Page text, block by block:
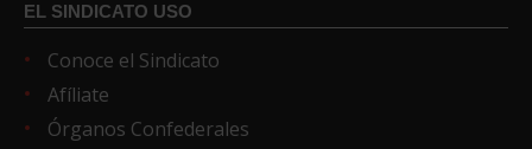
EL SINDICATO USO
Conoce el Sindicato
Afíliate
Órganos Confederales